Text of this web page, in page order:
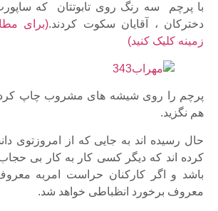
با پرچم سه رنگ روی تابوتتان که
دخترکان ، آقایان سکوت کردند.(برای
زمینه کلیک کنید)
پرچم را روی شیشه های مشروب چاپ
هم نگزید.
حال رسیده اند به جایی که از امروزتوی
کرده اند که دیگر کسی کار به کار بی
باشد و اگر کارکنان حراست امربه
معروف برخورد انظباطی خواهد شد.